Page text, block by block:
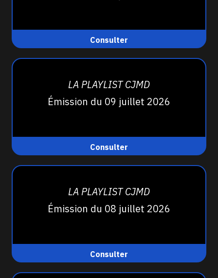
Consulter
LA PLAYLIST CJMD
Émission du 09 juillet 2026
Consulter
LA PLAYLIST CJMD
Émission du 08 juillet 2026
Consulter